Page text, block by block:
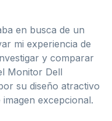
en busca de un
mi experiencia de
y comparar
Monitor Dell
su diseño atractivo
excepcional.